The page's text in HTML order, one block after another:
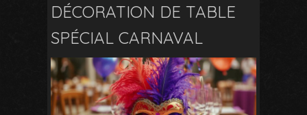
DÉCORATION DE TABLE
SPÉCIAL CARNAVAL